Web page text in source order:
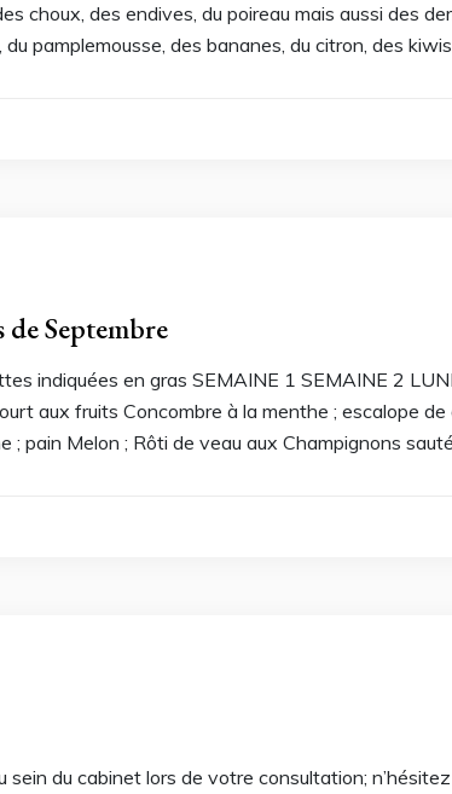
choux, des endives, du poireau mais aussi des
pamplemousse, des bananes, du citron, des
de Septembre
indiquées en gras SEMAINE 1 SEMAINE 2
aux fruits Concombre à la menthe ; escalope de
; pain Melon ; Rôti de veau aux Champignons
du cabinet lors de votre consultation;